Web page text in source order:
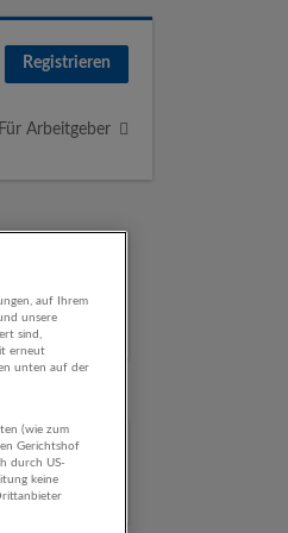
Registrieren
Für Arbeitgeber
/
auf Ihrem
unsere
sind,
erneut
unten auf der
(wie zum
Gerichtshof
durch US-
keine